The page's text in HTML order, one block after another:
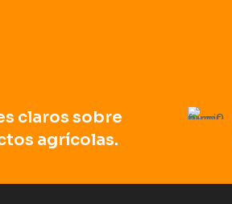
claros sobre
agrícolas.